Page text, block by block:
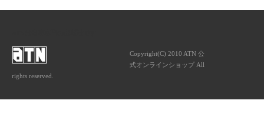
Copyright(C) 2010 ATN 公
式オンラインショップ All
rights reserved.